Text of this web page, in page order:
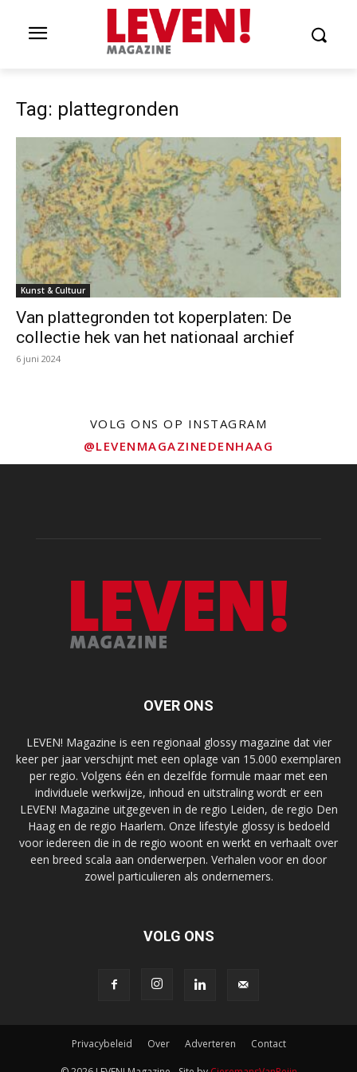
Tag: plattegronden
Kunst & Cultuur
Van plattegronden tot koperplaten: De
collectie hek van het nationaal archief
6 juni 2024
VOLG ONS OP INSTAGRAM
@LEVENMAGAZINEDENHAAG
OVER ONS
LEVEN! Magazine is een regionaal glossy magazine dat vier
keer per jaar verschijnt met een oplage van 15.000 exemplaren
per regio. Volgens één en dezelfde formule maar met een
individuele werkwijze, inhoud en uitstraling wordt er een
LEVEN! Magazine uitgegeven in de regio Leiden, de regio Den
Haag en de regio Haarlem. Onze lifestyle glossy is bedoeld
voor iedereen die in de regio woont en werkt en verhaalt over
een breed scala aan onderwerpen. Verhalen voor en door
zowel particulieren als ondernemers.
VOLG ONS
Privacybeleid Over Adverteren Contact